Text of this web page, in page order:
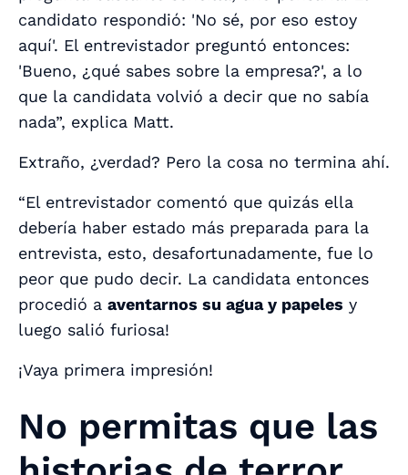
candidato respondió: 'No sé, por eso estoy
aquí'. El entrevistador preguntó entonces:
'Bueno, ¿qué sabes sobre la empresa?', a lo
que la candidata volvió a decir que no sabía
nada”, explica Matt.
Extraño, ¿verdad? Pero la cosa no termina ahí.
“El entrevistador comentó que quizás ella
debería haber estado más preparada para la
entrevista, esto, desafortunadamente, fue lo
peor que pudo decir. La candidata entonces
procedió a aventarnos su agua y papeles y
luego salió furiosa!
¡Vaya primera impresión!
No permitas que las